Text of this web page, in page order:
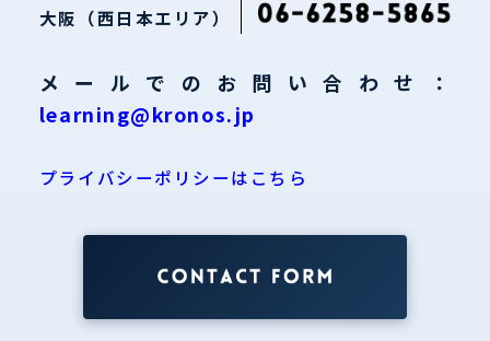
大阪（西日本エリア）
メールでのお問い合わせ：
learning@kronos.jp
プライバシーポリシーはこちら